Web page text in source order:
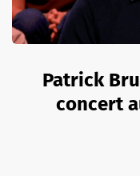
Patrick
concert